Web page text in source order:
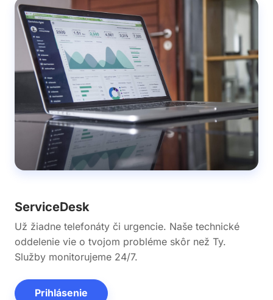
ServiceDesk
Už žiadne telefonáty či urgencie. Naše technické
oddelenie vie o tvojom probléme skôr než Ty.
Služby monitorujeme 24/7.
Prihlásenie